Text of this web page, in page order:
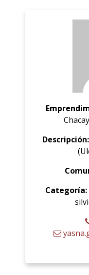
Descripción:
Categoría: